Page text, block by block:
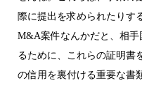
際に提出を求められたりす
M&A案件なんかだと、相
るために、これらの証明書
の信用を裏付ける重要な書